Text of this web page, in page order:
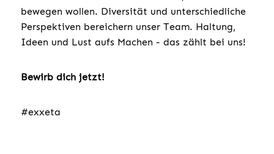
bewegen wollen. Diversität und unterschiedliche
Perspektiven bereichern unser Team. Haltung,
Ideen und Lust aufs Machen - das zählt bei uns!
Bewirb dich jetzt!
#exxeta